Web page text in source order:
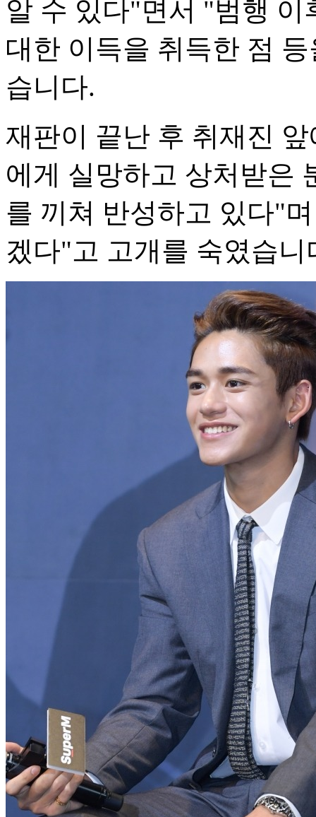
알 수 있다"면서 "범행 이
대한 이득을 취득한 점
습니다.
재판이 끝난 후 취재진
에게 실망하고 상처받은
를 끼쳐 반성하고 있다"
겠다"고 고개를 숙였습니